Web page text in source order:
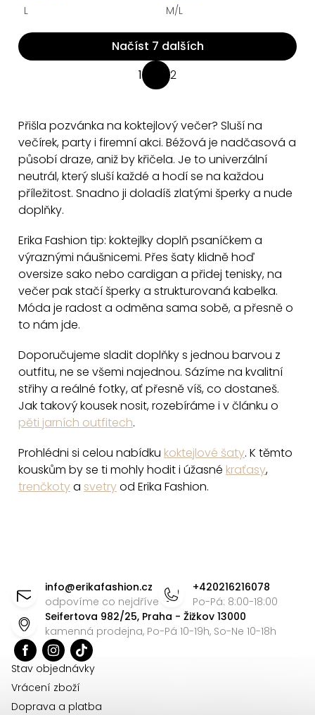
L M/L
O
v
á
d
a
c
í
r
v
k
y
v
i
s
u
Načíst 7 dalších
á
n
k
o
v
í
1 2
Přišla pozvánka na koktejlový večer? Sluší na
večírek, party i firemní akci. Béžová je nadčasová a
působí draze, aniž by křičela. Je to univerzální
neutrál, který sluší každé a hodí se na každou
příležitost. Snadno ji doladíš zlatými šperky a nude
doplňky.
Erika Fashion tip: koktejlky doplň psaníčkem a
výraznými náušnicemi. Přes šaty klidně hoď
oversize sako nebo cardigan a přidej tenisky, na
večer pak stačí šperky a strukturovaná kabelka.
Móda je radost a odměna sama sobě, a přesně o
to nám jde.
Doporučujeme sladit doplňky s jednou barvou z
outfitu, ne se všemi najednou. Sázíme na kvalitní
střihy a reálné fotky, ať přesně víš, co dostaneš.
Jak takový kousek nosit, rozebíráme i v článku o
pěti jarních outfitech.
Prohlédni si celou nabídku koktejlové šaty. K těmto
kouskům by se ti mohly hodit i úžasné kraťasy,
trenčkotya svetryod Erika Fashion.
info@erikafashion.cz
odpovíme co nejdříve
+420216216078
Po-Pá: 8:00-18:00
Seifertova 982/25, Praha - Žižkov 13000
kamenná prodejna, Po-Pá 10-19h, So-Ne 10-18h
Stav objednávky
Vrácení zboží
Doprava a platba